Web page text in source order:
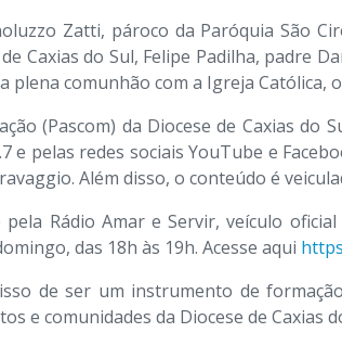
Zatti, pároco da Paróquia São
Caxias do Sul, Felipe Padilha,
comunhão com a Igreja Católica,
(Pascom) da Diocese de Caxias
e pelas redes sociais YouTube e
Além disso, o conteúdo é
pela Rádio Amar e Servir, veículo
das 18h às 19h. Acesse aqui
de ser um instrumento de
e comunidades da Diocese de Caxias